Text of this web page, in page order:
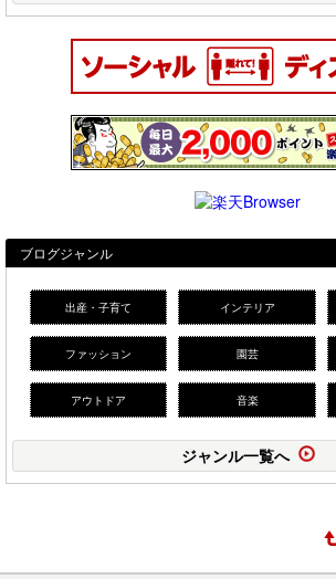
ブログジャンル
出産・子育て インテリア
ファッション 園芸
アウトドア 音楽
ジャンル一覧へ